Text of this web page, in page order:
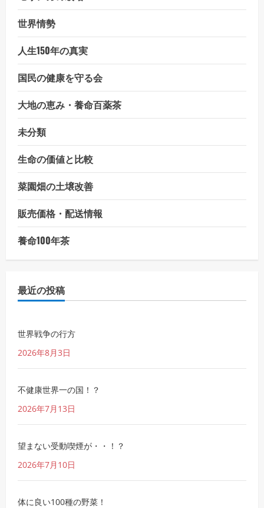
世界情勢
人生150年の真実
国民の健康を守る会
大地の恵み・養命百薬茶
未分類
生命の価値と比較
菜園畑の土壌改善
販売価格・配送情報
養命100年茶
最近の投稿
世界戦争の行方
2026年8月3日
不健康世界一の国！？
2026年7月13日
望まない受動喫煙が・・！？
2026年7月10日
体に良い100種の野菜！